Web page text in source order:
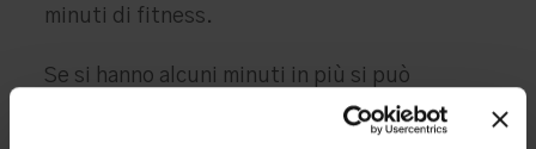
minuti di fitness.
Se si hanno alcuni minuti in più si può
aggiungere durante la sessione, una serie
per tonificare la